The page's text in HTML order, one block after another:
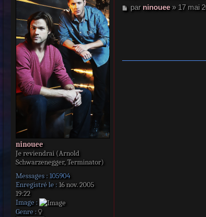
ninouee
Je reviendrai (Arnold
Schwarzenegger, Terminator)
Messages : 105904
Enregistré le : 16 nov. 2005
19:22
Image :
Genre :
M
e
par ninouee» 17 mai